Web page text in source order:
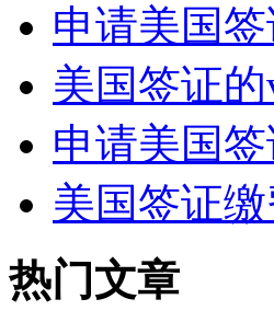
申请美国
美国签证
申请美国
美国签证
热门文章